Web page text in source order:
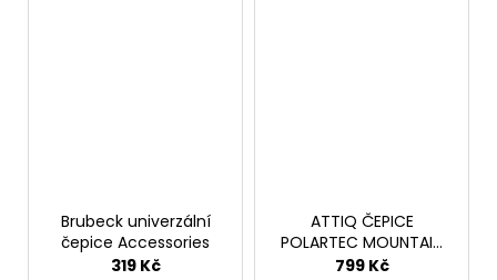
Brubeck univerzální
čepice Accessories
319 Kč
ATTIQ ČEPICE
POLARTEC MOUNTAIN
TRAIL - KHAKI
799 Kč